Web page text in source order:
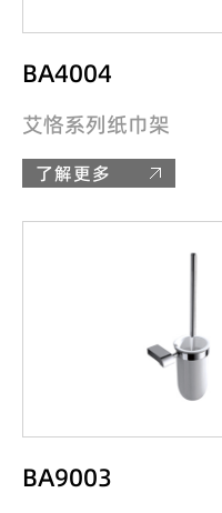
BA4004
艾恪系列纸巾架
了解更多
BA9003